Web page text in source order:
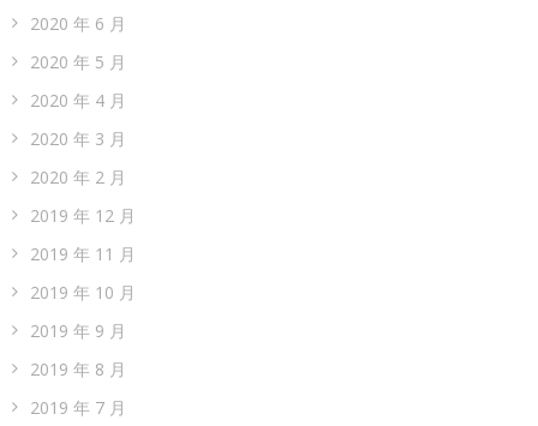
2020 年 6 月
2020 年 5 月
2020 年 4 月
2020 年 3 月
2020 年 2 月
2019 年 12 月
2019 年 11 月
2019 年 10 月
2019 年 9 月
2019 年 8 月
2019 年 7 月